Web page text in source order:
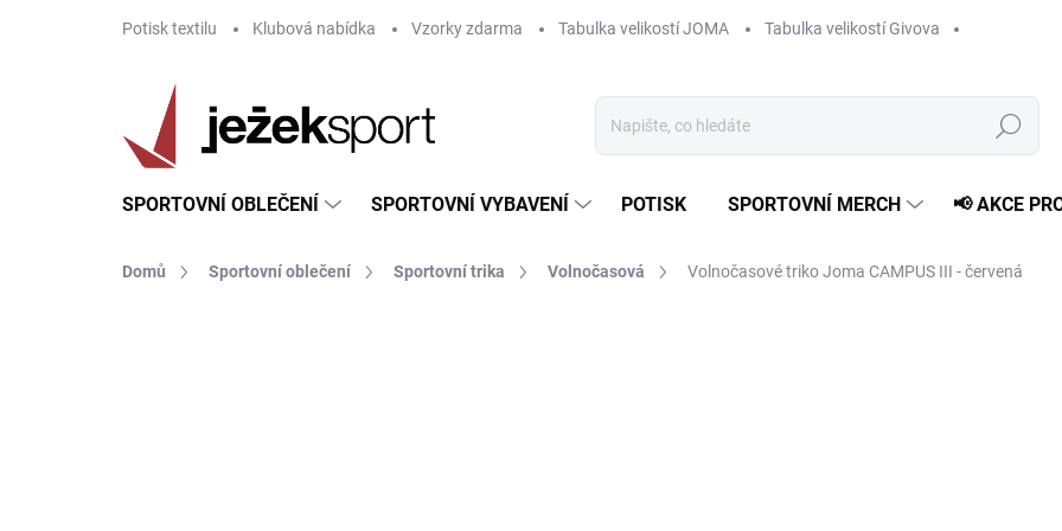
Potisk textilu Klubová nabídka Vzorky zdarma Tabulka velikostí JOMA Tabulka velikostí Givova
Hledat
SPORTOVNÍ OBLEČENÍ SPORTOVNÍ VYBAVENÍ POTISK SPORTOVNÍ MERCH 📢 AKCE
Domů Sportovní oblečení Sportovní trika Volnočasová Volnočasové triko Joma CAMPUS III - červená